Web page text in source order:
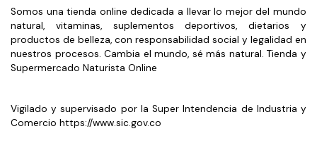
Somos una tienda online dedicada a llevar lo mejor del mundo
natural, vitaminas, suplementos deportivos, dietarios y
productos de belleza, con responsabilidad social y legalidad en
nuestros procesos. Cambia el mundo, sé más natural. Tienda y
Supermercado Naturista Online
Vigilado y supervisado por la Super Intendencia de Industria y
Comercio https://www.sic.gov.co